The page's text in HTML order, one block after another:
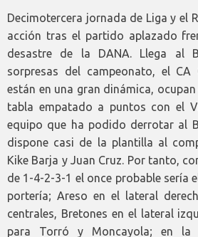
Decimotercera jornada de Liga y el
acción tras el partido aplazado
desastre de la DANA. Llega al
sorpresas del campeonato, el CA
están en una gran dinámica,
tabla empatado a puntos con el
equipo que ha podido derrotar al
dispone casi de la plantilla al
Kike Barja y Juan Cruz. Por tanto,
de 1-4-2-3-1 el once probable sería
portería; Areso en el lateral
centrales, Bretones en el lateral
para Torró y Moncayola; en la